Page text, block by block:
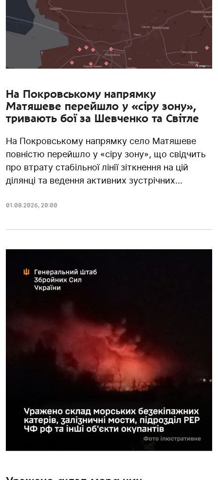
На Покровському напрямку
Матяшеве перейшло у «сіру зону»,
тривають бої за Шевченко та Світле
На Покровському напрямку село Матяшеве
повністю перейшло у «сіру зону», що свідчить
про втрату стабільної лінії зіткнення на цій
ділянці та ведення активних зустрічних...
01.08.2026, 20:00